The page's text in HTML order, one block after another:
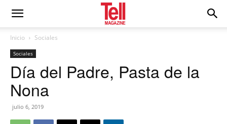
Inicio Sociales
Sociales
Día del Padre, Pasta de la
Nona
julio 6, 2019